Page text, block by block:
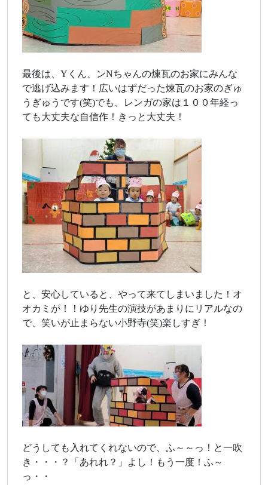
最後は、Yくん、ンNちゃんの煉瓦のお家にみんな
で逃げ込みます！広いはずだった煉瓦のお家のぎゅ
うぎゅうです(笑)でも、レンガの家は１００年経っ
ても大丈夫な自信作！きっと大丈夫！
と、安心していると、やって来てしまいました！オ
オカミが！！ゆり先生の演技があまりにリアルなの
で、笑いが止まらない小野寺(笑)楽しすぎ！
どうしても入れてくれないので、ふ～～っ！と一吹
き・・・？「あれれ？」よし！もう一度！ふ～
っ・・